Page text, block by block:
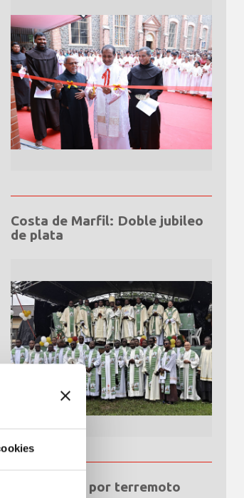
Costa de Marfil: Doble jubileo
de plata
Emergencia por terremoto